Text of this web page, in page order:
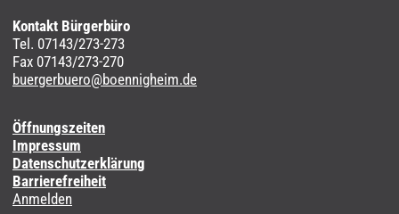
Kontakt Bürgerbüro
Tel. 07143/273-273
Fax 07143/273-270
buergerbuero@boennigheim.de
Öffnungszeiten
Impressum
Datenschutzerklärung
Barrierefreiheit
Anmelden